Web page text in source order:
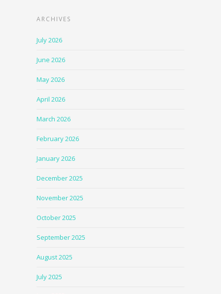
ARCHIVES
July 2026
June 2026
May 2026
April 2026
March 2026
February 2026
January 2026
December 2025
November 2025
October 2025
September 2025
August 2025
July 2025